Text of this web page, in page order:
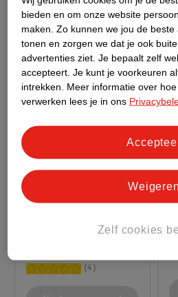
Williams Racing En
4
bieden en om onze website
maken. Zo kunnen we jou de
tonen en zorgen we dat je ook
advertenties ziet. Je bepaalt zelf
accepteert. Je kunt je voorkeuren
intrekken.
Meer informatie over
verwerken lees je in ons
Zelf cookies
Weigeren